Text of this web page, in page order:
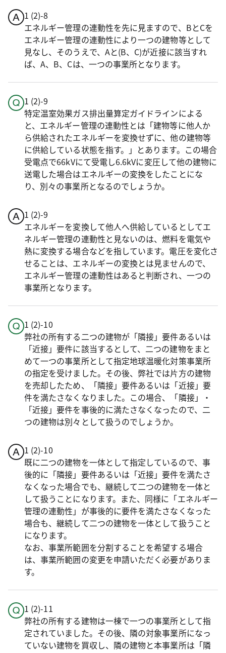
1 (2)-8
エネルギー管理の連動性を先に見ますので、BとCを
エネルギー管理の連動性により一つの建物等として
見なし、そのうえで、Aと(B、C)が近接に該当すれ
ば、A、B、Cは、一つの事業所となります。
1 (2)-9
特定温室効果ガス排出量算定ガイドラインによる
と、エネルギー管理の連動性とは「建物等に他人か
ら供給されたエネルギーを変換せずに、他の建物等
に供給している状態を指す。」とあります。この場合
受電点で66kVにて受電し6.6kVに変圧して他の建物に
送電した場合はエネルギーの変換をしたことにな
り、別々の事業所となるのでしょうか。
1 (2)-9
エネルギーを変換して他人へ供給しているとしてエ
ネルギー管理の連動性と見ないのは、燃料を電気や
熱に変換する場合などを指しています。電圧を変化さ
せることは、エネルギーの変換とは見ませんので、
エネルギー管理の連動性はあると判断され、一つの
事業所となります。
1 (2)-10
弊社の所有する二つの建物が「隣接」要件あるいは
「近接」要件に該当するとして、二つの建物をまと
めて一つの事業所として指定地球温暖化対策事業所
の指定を受けました。その後、弊社では片方の建物
を売却したため、「隣接」要件あるいは「近接」要
件を満たさなくなりました。この場合、「隣接」・
「近接」要件を事後的に満たさなくなったので、二
つの建物は別々として扱うのでしょうか。
1 (2)-10
既に二つの建物を一体として指定しているので、事
後的に「隣接」要件あるいは「近接」要件を満たさ
なくなった場合でも、継続して二つの建物を一体と
して扱うことになります。また、同様に「エネルギー
管理の連動性」が事後的に要件を満たさなくなった
場合も、継続して二つの建物を一体として扱うこと
になります。
なお、事業所範囲を分割することを希望する場合
は、事業所範囲の変更を申請いただく必要がありま
す。
1 (2)-11
弊社の所有する建物は一棟で一つの事業所として指
定されていました。その後、隣の対象事業所になっ
ていない建物を買収し、隣の建物と本事業所は「隣